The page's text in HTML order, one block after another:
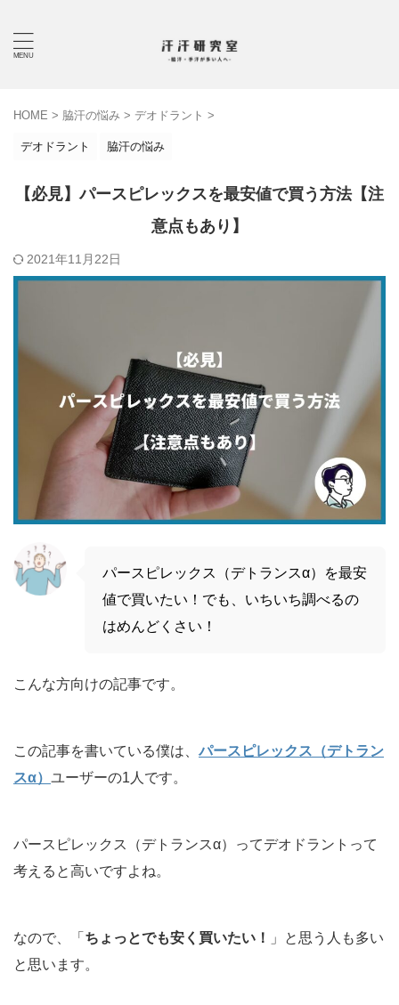
HOME > 脇汗の悩み > デオドラント >
デオドラント 脇汗の悩み
【必見】パースピレックスを最安値で買う方法【注
意点もあり】
2021年11月22日
パースピレックス（デトランスα）を最安
値で買いたい！でも、いちいち調べるの
はめんどくさい！
こんな方向けの記事です。
この記事を書いている僕は、 パースピレックス（デトラン
スα） ユーザーの1人です。
パースピレックス（デトランスα）ってデオドラントって
考えると高いですよね。
なので、「 ちょっとでも安く買いたい！
」と思う人も多い
と思います。